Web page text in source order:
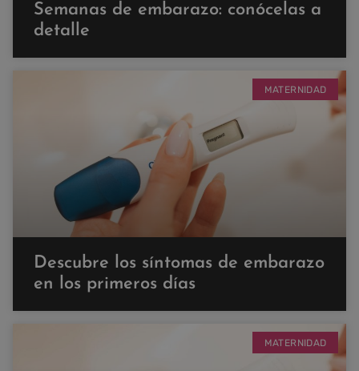
Semanas de embarazo: conócelas a
detalle
MATERNIDAD
Descubre los síntomas de embarazo
en los primeros días
MATERNIDAD